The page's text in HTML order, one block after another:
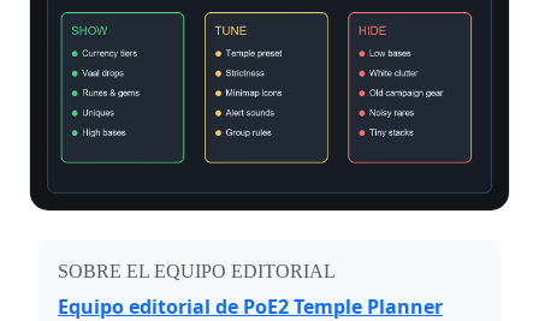
SOBRE EL EQUIPO EDITORIAL
Equipo editorial de PoE2 Temple Planner